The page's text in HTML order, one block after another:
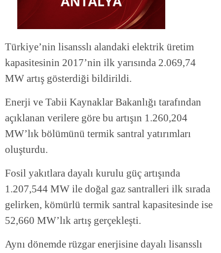
Türkiye’nin lisansslı alandaki elektrik üretim
kapasitesinin 2017’nin ilk yarısında 2.069,74
MW artış gösterdiği bildirildi.
Enerji ve Tabii Kaynaklar Bakanlığı tarafından
açıklanan verilere göre bu artışın 1.260,204
MW’lık bölümünü termik santral yatırımları
oluşturdu.
Fosil yakıtlara dayalı kurulu güç artışında
1.207,544 MW ile doğal gaz santralleri ilk sırada
gelirken, kömürlü termik santral kapasitesinde ise
52,660 MW’lık artış gerçekleşti.
Aynı dönemde rüzgar enerjisine dayalı lisansslı